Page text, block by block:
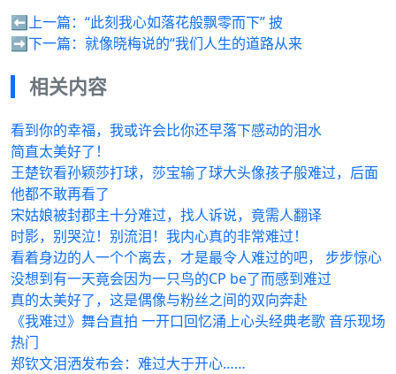
⬅️上一篇： “此刻我心如落花般飘零而下” 披
➡️下一篇： 就像晓梅说的“我们人生的道路从来
相关内容
看到你的幸福，我或许会比你还早落下感动的泪水
简直太美好了！
王楚钦看孙颖莎打球，莎宝输了球大头像孩子般难过，后面
他都不敢再看了
宋姑娘被封郡主十分难过，找人诉说，竟需人翻译
时影，别哭泣！别流泪！我内心真的非常难过！
看着身边的人一个个离去，才是最令人难过的吧， 步步惊心
没想到有一天竟会因为一只鸟的CP be了而感到难过
真的太美好了，这是偶像与粉丝之间的双向奔赴
《我难过》舞台直拍 一开口回忆涌上心头经典老歌 音乐现场
热门
郑钦文泪洒发布会：难过大于开心……